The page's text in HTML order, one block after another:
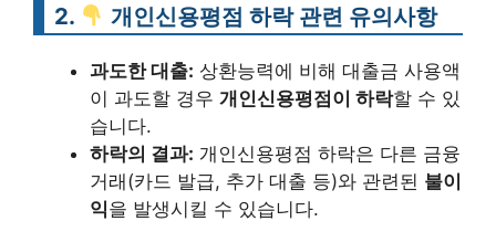
2. 개인신용평점 하락 관련 유의사항
과도한 대출: 상환능력에 비해 대출금 사용액
이 과도할 경우 개인신용평점이 하락할 수 있
습니다.
하락의 결과: 개인신용평점 하락은 다른 금융
거래(카드 발급, 추가 대출 등)와 관련된 불이
익을 발생시킬 수 있습니다.